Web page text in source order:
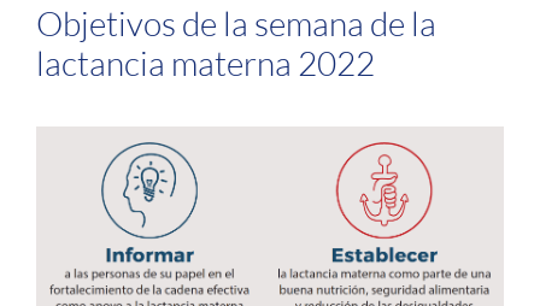
Objetivos de la semana de la
lactancia materna 2022